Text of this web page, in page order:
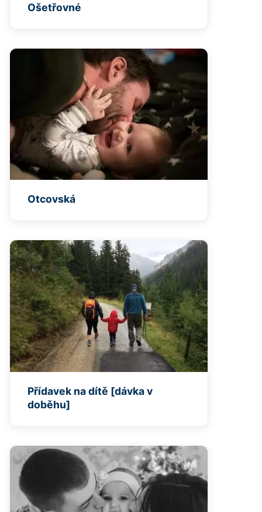
Ošetřovné
Otcovská
Přídavek na dítě [dávka v
doběhu]